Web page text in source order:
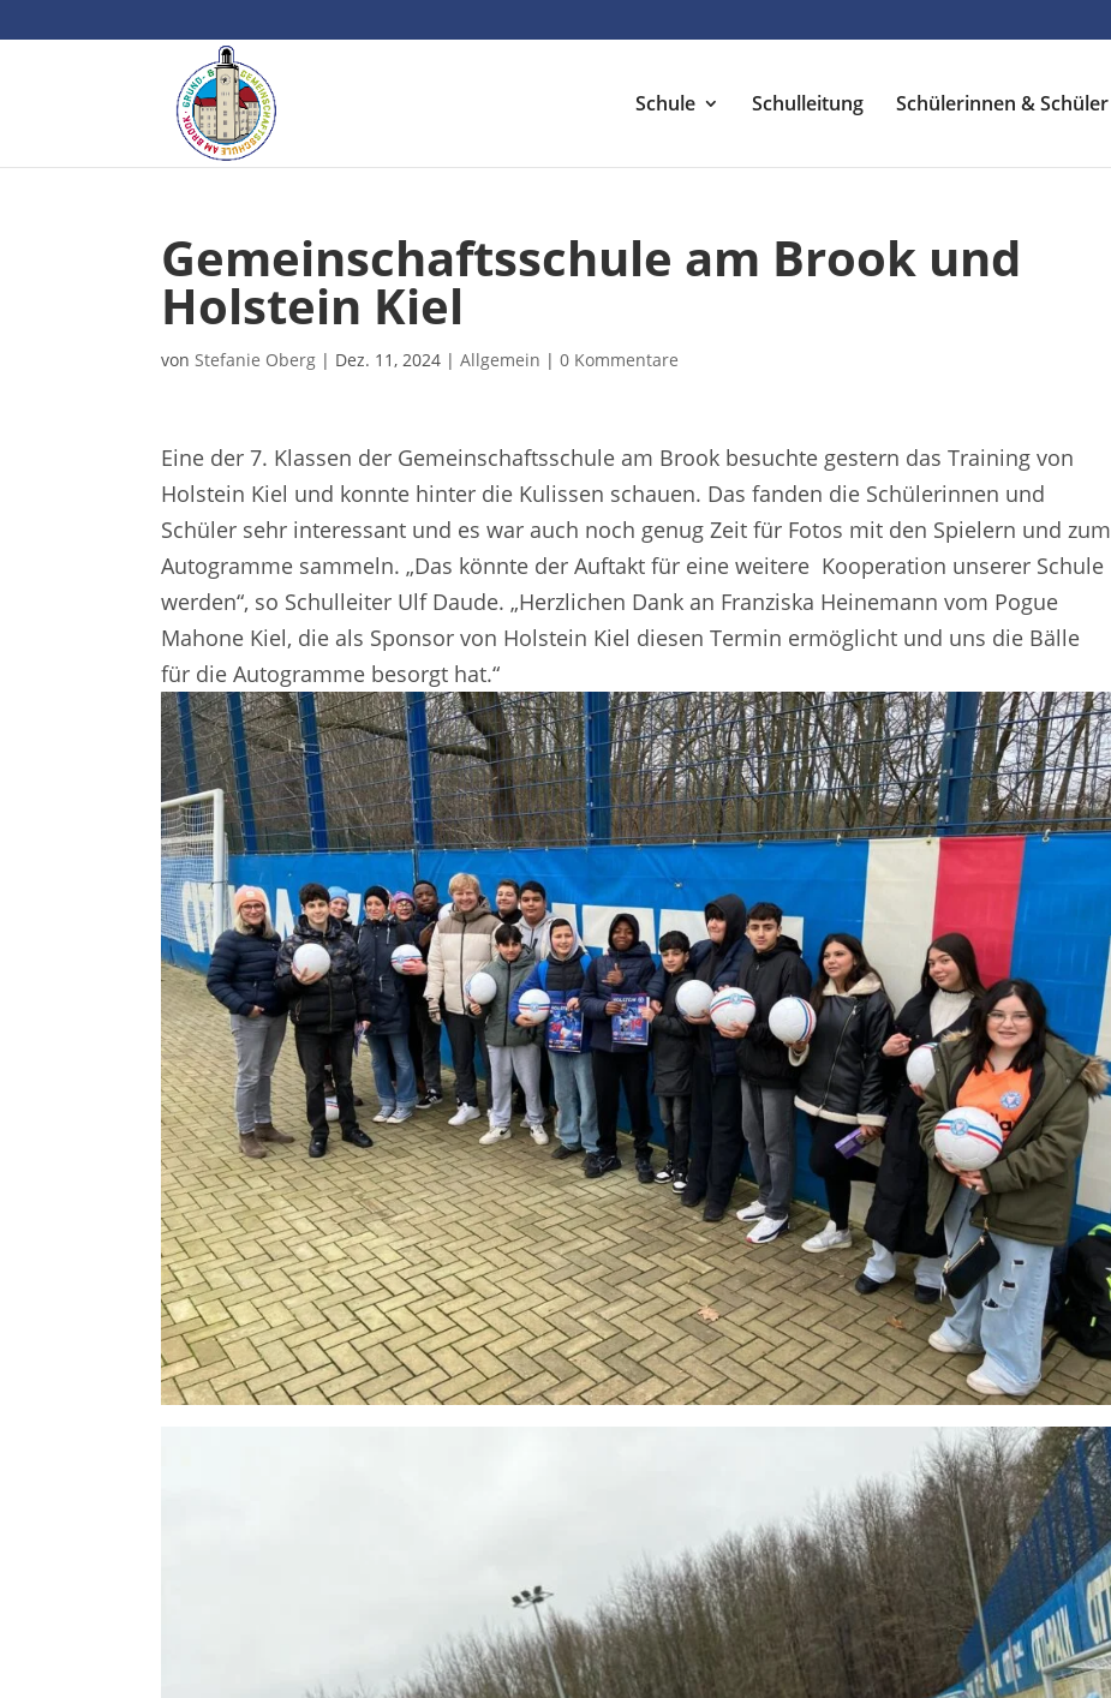
Schule Schulleitung Schülerinnen & Schüler
Gemeinschaftsschule am Brook und
Holstein Kiel
vonStefanie Oberg | Dez. 11, 2024 |Allgemein |0 Kommentare
Eine der 7. Klassen der Gemeinschaftsschule am Brook besuchte gestern das Training von
Holstein Kiel und konnte hinter die Kulissen schauen. Das fanden die Schülerinnen und
Schüler sehr interessant und es war auch noch genug Zeit für Fotos mit den Spielern und zum
Autogramme sammeln. „Das könnte der Auftakt für eine weitere Kooperation unserer Schule
werden“, so Schulleiter Ulf Daude. „Herzlichen Dank an Franziska Heinemann vom Pogue
Mahone Kiel, die als Sponsor von Holstein Kiel diesen Termin ermöglicht und uns die Bälle
für die Autogramme besorgt hat.“